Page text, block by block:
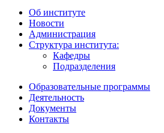
Об институте
Новости
Администрация
Структура института:
Кафедры
Подразделения
Образовательные программы
Деятельность
Документы
Контакты